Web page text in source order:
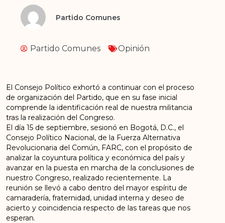
Partido Comunes
Partido Comunes Opinión
El Consejo Político exhortó a continuar con el proceso
de organización del Partido, que en su fase inicial
comprende la identificación real de nuestra militancia
tras la realización del Congreso.
El día 15 de septiembre, sesionó en Bogotá, D.C., el
Consejo Político Nacional, de la Fuerza Alternativa
Revolucionaria del Común, FARC, con el propósito de
analizar la coyuntura política y económica del país y
avanzar en la puesta en marcha de la conclusiones de
nuestro Congreso, realizado recientemente. La
reunión se llevó a cabo dentro del mayor espíritu de
camaradería, fraternidad, unidad interna y deseo de
acierto y coincidencia respecto de las tareas que nos
esperan.